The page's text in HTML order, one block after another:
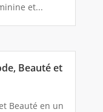
et...
Beauté et
Beauté en un